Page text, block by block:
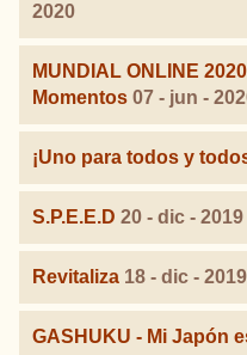
2020
MUNDIAL ONLINE
Momentos 07 - jun -
¡Uno para todos y
S.P.E.E.D 20 - dic - 2019
Revitaliza 18 - dic - 2019
GASHUKU - Mi Japón